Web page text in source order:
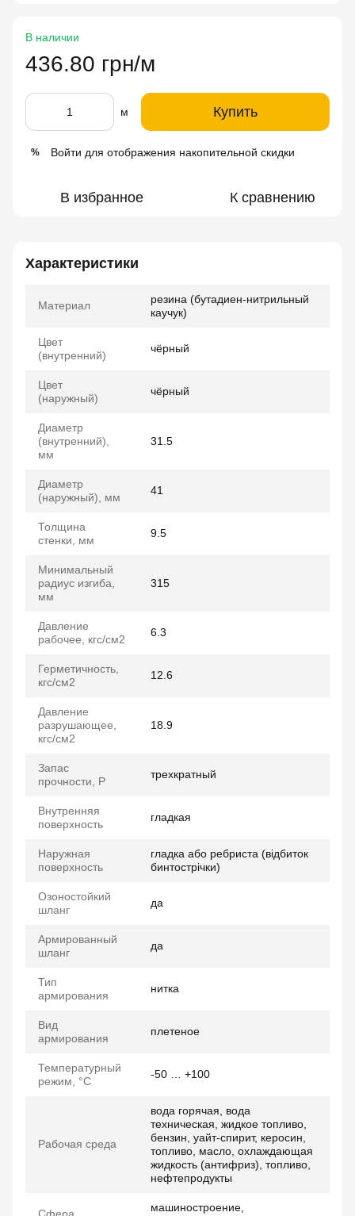
В наличии
436.80 грн/м
м Купить
% Войти для отображения накопительной скидки
В избранное К сравнению
Характеристики
Материал
резина (бутадиен-нитрильный
каучук)
Цвет
(внутренний)
чёрный
Цвет
(наружный)
чёрный
Диаметр
(внутренний),
мм
31.5
Диаметр
(наружный), мм
41
Толщина
стенки, мм
9.5
Минимальный
радиус изгиба,
мм
315
Давление
рабочее, кгс/см2
6.3
Герметичность,
кгс/см2
12.6
Давление
разрушающее,
кгс/см2
18.9
Запас
прочности, P
трехкратный
Внутренняя
поверхность
гладкая
Наружная
поверхность
гладка або ребриста (відбиток
бинтострічки)
Озоностойкий
шланг
да
Армированный
шланг
да
Тип
армирования
нитка
Вид
армирования
плетеное
Температурный
режим, °C
-50 … +100
Рабочая среда
вода горячая, вода
техническая, жидкое топливо,
бензин, уайт-спирит, керосин,
топливо, масло, охлаждающая
жидкость (антифриз), топливо,
нефтепродукты
машиностроение,